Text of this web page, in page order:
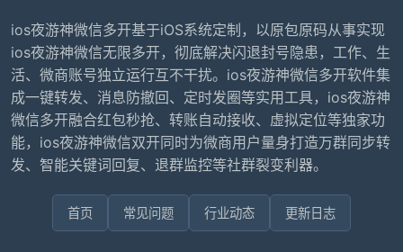
ios夜游神微信多开基于iOS系统定制，以原包原码从事实现
ios夜游神微信无限多开，彻底解决闪退封号隐患，工作、生
活、微商账号独立运行互不干扰。ios夜游神微信多开软件集
成一键转发、消息防撤回、定时发圈等实用工具，ios夜游神
微信多开融合红包秒抢、转账自动接收、虚拟定位等独家功
能，ios夜游神微信双开同时为微商用户量身打造万群同步转
发、智能关键词回复、退群监控等社群裂变利器。
首页 常见问题 行业动态 更新日志